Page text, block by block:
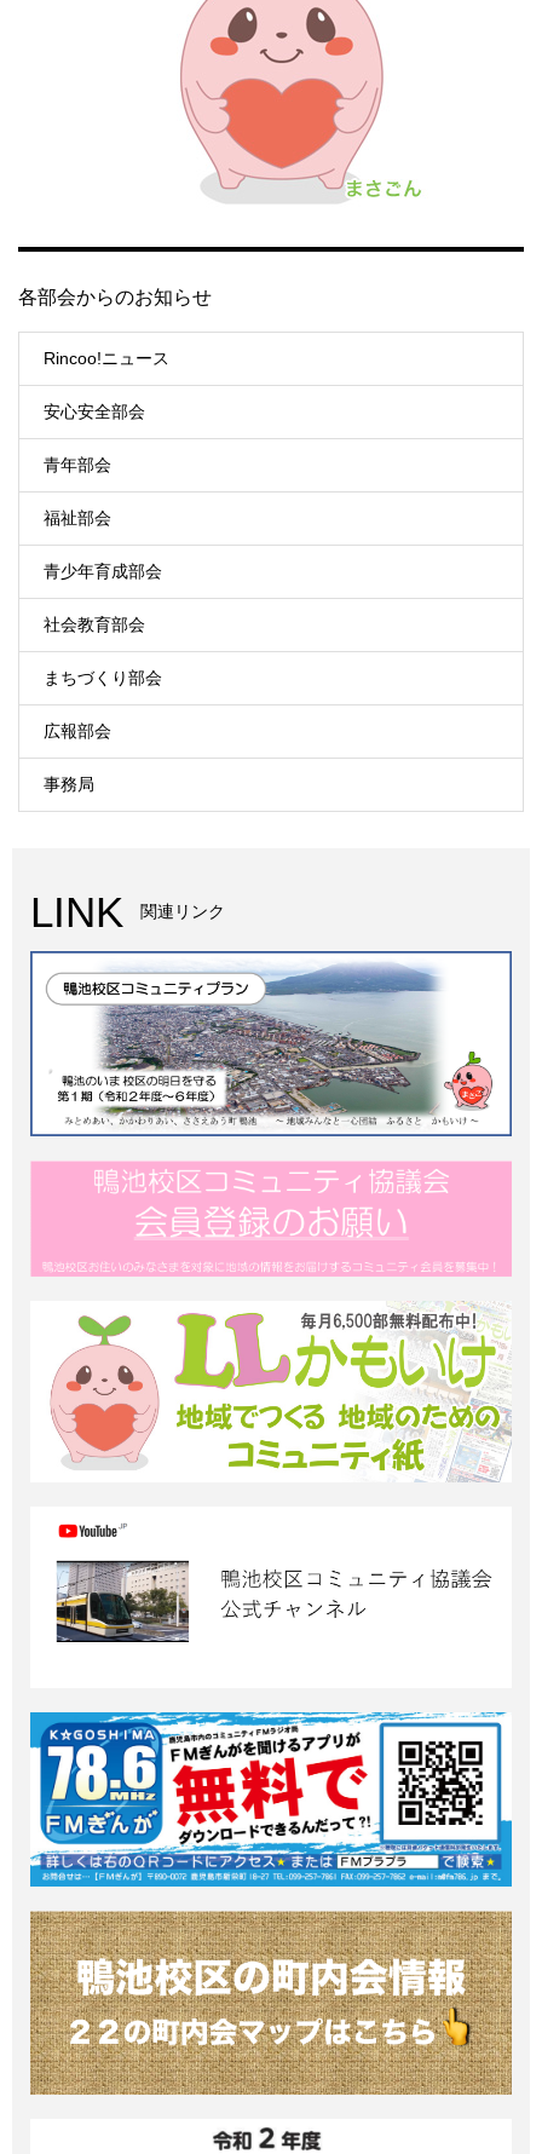
各部会からのお知らせ
Rincoo!ニュース
安心安全部会
青年部会
福祉部会
青少年育成部会
社会教育部会
まちづくり部会
広報部会
事務局
LINK 関連リンク